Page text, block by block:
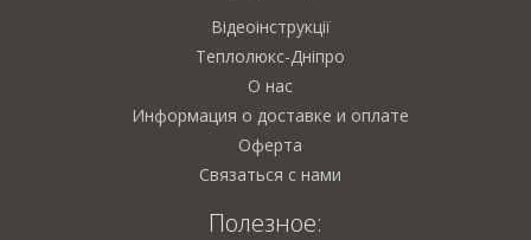
Відеоінструкції
Теплолюкс-Дніпро
О нас
Информация о доставке и оплате
Оферта
Связаться с нами
Полезное: